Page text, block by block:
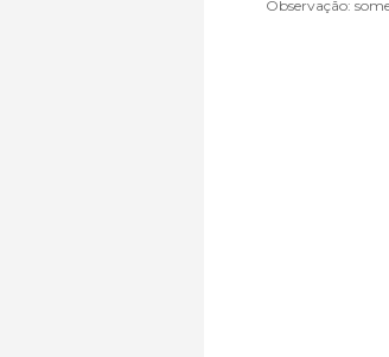
Observação: